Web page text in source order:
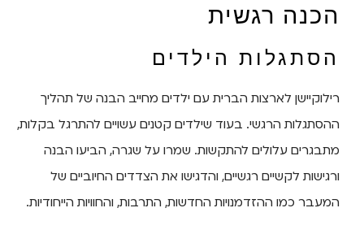
הכנה רגשית
הסתגלות הילדים
רילוקיישן לארצות הברית עם ילדים מחייב הבנה של תהליך
ההסתגלות הרגשי. בעוד שילדים קטנים עשויים להתרגל בקלות,
מתבגרים עלולים להתקשות. שמרו על שגרה, הביעו הבנה
ורגישות לקשיים רגשיים, והדגישו את הצדדים החיוביים של
המעבר כמו ההזדמנויות החדשות, התרבות, והחוויות הייחודיות.